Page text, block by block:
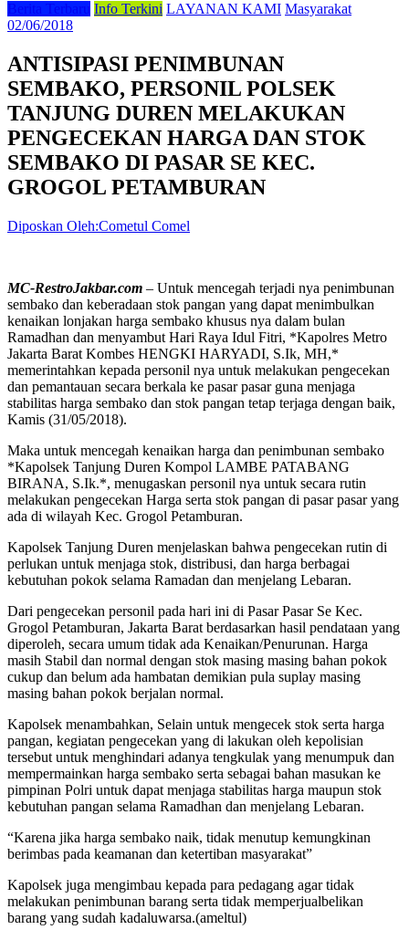
Berita Terbaru Info Terkini LAYANAN KAMI Masyarakat
02/06/2018
ANTISIPASI PENIMBUNAN
SEMBAKO, PERSONIL POLSEK
TANJUNG DUREN MELAKUKAN
PENGECEKAN HARGA DAN STOK
SEMBAKO DI PASAR SE KEC.
GROGOL PETAMBURAN
Diposkan Oleh:Cometul Comel
MC-RestroJakbar.com – Untuk mencegah terjadi nya penimbunan
sembako dan keberadaan stok pangan yang dapat menimbulkan
kenaikan lonjakan harga sembako khusus nya dalam bulan
Ramadhan dan menyambut Hari Raya Idul Fitri, *Kapolres Metro
Jakarta Barat Kombes HENGKI HARYADI, S.Ik, MH,*
memerintahkan kepada personil nya untuk melakukan pengecekan
dan pemantauan secara berkala ke pasar pasar guna menjaga
stabilitas harga sembako dan stok pangan tetap terjaga dengan baik,
Kamis (31/05/2018).
Maka untuk mencegah kenaikan harga dan penimbunan sembako
*Kapolsek Tanjung Duren Kompol LAMBE PATABANG
BIRANA, S.Ik.*, menugaskan personil nya untuk secara rutin
melakukan pengecekan Harga serta stok pangan di pasar pasar yang
ada di wilayah Kec. Grogol Petamburan.
Kapolsek Tanjung Duren menjelaskan bahwa pengecekan rutin di
perlukan untuk menjaga stok, distribusi, dan harga berbagai
kebutuhan pokok selama Ramadan dan menjelang Lebaran.
Dari pengecekan personil pada hari ini di Pasar Pasar Se Kec.
Grogol Petamburan, Jakarta Barat berdasarkan hasil pendataan yang
diperoleh, secara umum tidak ada Kenaikan/Penurunan. Harga
masih Stabil dan normal dengan stok masing masing bahan pokok
cukup dan belum ada hambatan demikian pula suplay masing
masing bahan pokok berjalan normal.
Kapolsek menambahkan, Selain untuk mengecek stok serta harga
pangan, kegiatan pengecekan yang di lakukan oleh kepolisian
tersebut untuk menghindari adanya tengkulak yang menumpuk dan
mempermainkan harga sembako serta sebagai bahan masukan ke
pimpinan Polri untuk dapat menjaga stabilitas harga maupun stok
kebutuhan pangan selama Ramadhan dan menjelang Lebaran.
“Karena jika harga sembako naik, tidak menutup kemungkinan
berimbas pada keamanan dan ketertiban masyarakat”
Kapolsek juga mengimbau kepada para pedagang agar tidak
melakukan penimbunan barang serta tidak memperjualbelikan
barang yang sudah kadaluwarsa.(ameltul)